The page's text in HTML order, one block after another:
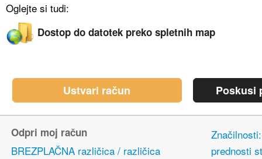
Oglejte si tudi:
Dostop do datotek preko spletnih map
Ustvari račun Poskusi
Odpri moj račun
BREZPLAČNA različica / različica
prednosti